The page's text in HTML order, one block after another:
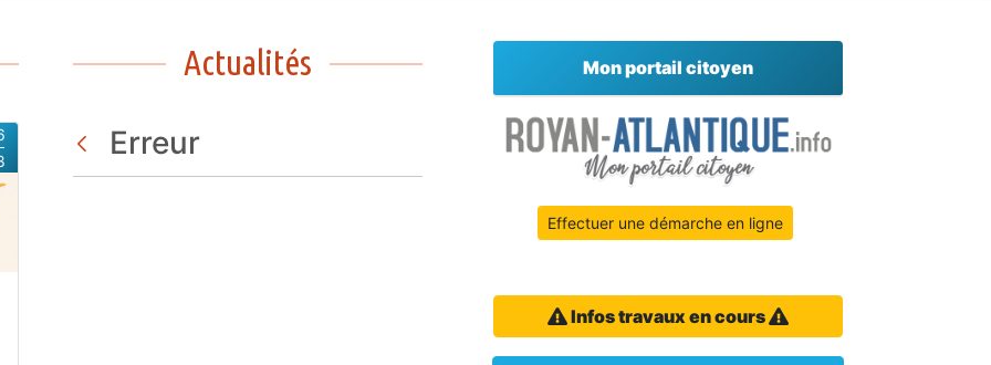
Actualités
Erreur
Mon portail citoyen
Effectuer une démarche en ligne
Infos travaux en cours